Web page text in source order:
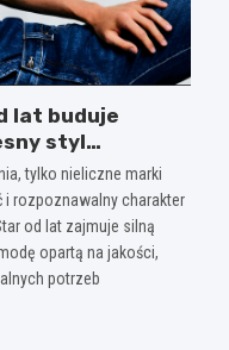
lat buduje
styl
tylko nieliczne marki
rozpoznawalny charakter
od lat zajmuje silną
opartą na jakości,
potrzeb